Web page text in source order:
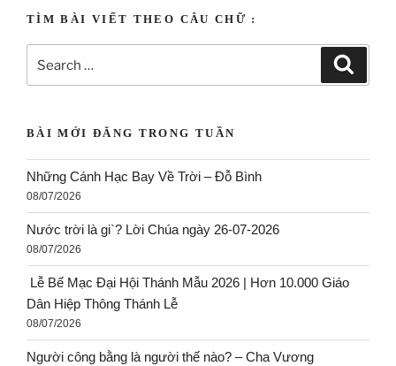
TÌM BÀI VIẾT THEO CÂU CHỮ :
BÀI MỚI ĐĂNG TRONG TUẦN
Những Cánh Hạc Bay Về Trời – Đỗ Bình
08/07/2026
Nước trời là gi`? Lời Chúa ngày 26-07-2026
08/07/2026
Lễ Bế Mạc Đại Hội Thánh Mẫu 2026 | Hơn 10.000 Giáo
Dân Hiệp Thông Thánh Lễ
08/07/2026
Người công bằng là người thế nào? – Cha Vương